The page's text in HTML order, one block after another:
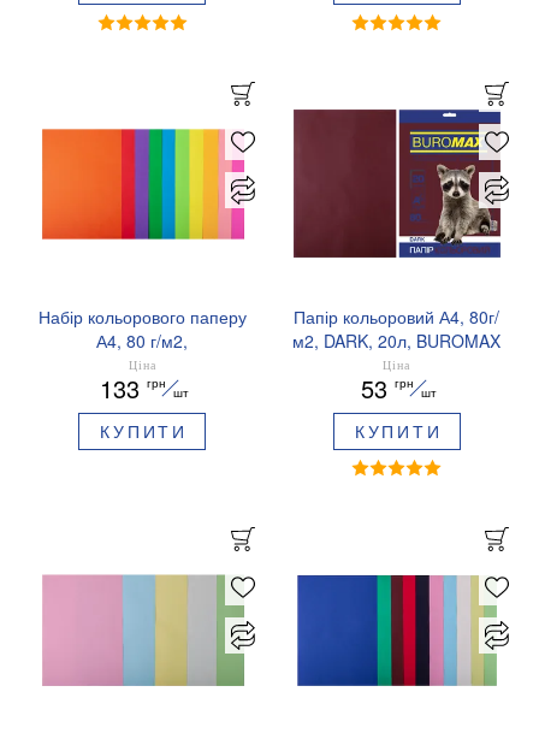
Набір кольорового паперу
А4, 80 г/м2,
NEON+INTENSIVE, 10
кольорів, 50 аркушів
BUROMAX BM.2721850-99
Ціна
133 грн
шт
КУПИТИ
Папір кольоровий А4, 80г/
м2, DARK, 20л, BUROMAX
BM.2721420
Ціна
53 грн
шт
КУПИТИ